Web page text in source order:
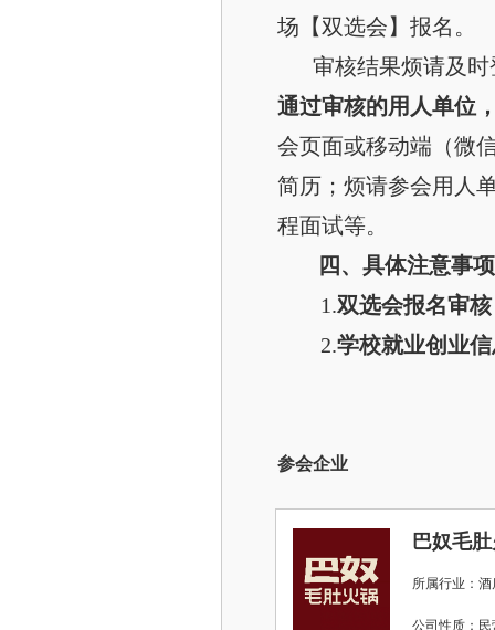
场【双选会】报名。
审核结果烦请及
通过审核的用人单位
会页面或移动端（微
简历；烦请参会用人
程面试等。
四、具体注意事项
1.双选会报名审核
2.学校就业创业
参会企业
巴奴毛
所属行业：酒
公司性质